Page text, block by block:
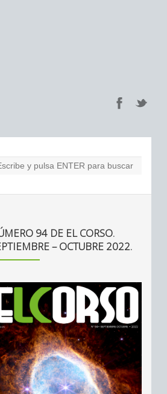
94 DE EL CORSO.
– OCTUBRE 2022.